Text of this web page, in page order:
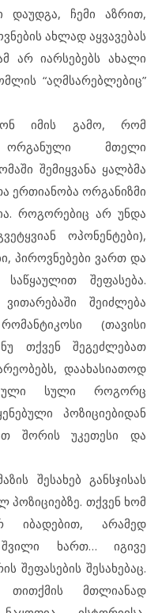
დაუდგა, ჩემი აზრით,
ახლად აყვავებას
არ იარსებებს ახალი
“აღმსარებლებიც”
იმის გამო, რომ
მთელი
შემიყვანა ყალბმა
ერთიანობა ორგანიზმი
როგორებიც არ უნდა
ოპონენტები),
პიროვნებები ვართ და
შეფასება.
შეიძლება
(თავისი
თქვენ შეგეძლებათ
დაახასიათოდ
სული როგორც
პოზიციებიდან
შორის უკეთესი და
შესახებ განსჯისას
პოზიციებზე. თქვენ ხომ
იბადებით, არამედ
ხართ… იგივე
შეფასების შესახებაც.
მთლიანად